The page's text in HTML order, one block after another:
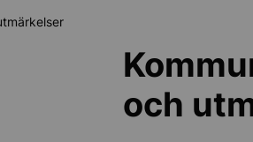
Idrott, motion och friluftsliv
och